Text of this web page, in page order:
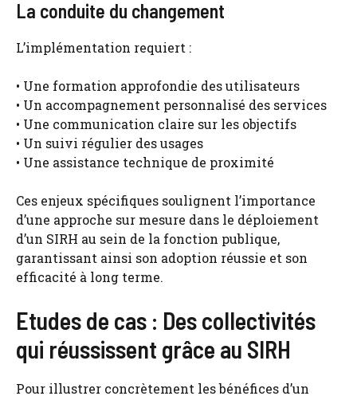
La conduite du changement
L’implémentation requiert :
• Une formation approfondie des utilisateurs
• Un accompagnement personnalisé des services
• Une communication claire sur les objectifs
• Un suivi régulier des usages
• Une assistance technique de proximité
Ces enjeux spécifiques soulignent l’importance
d’une approche sur mesure dans le déploiement
d’un SIRH au sein de la fonction publique,
garantissant ainsi son adoption réussie et son
efficacité à long terme.
Etudes de cas : Des collectivités
qui réussissent grâce au SIRH
Pour illustrer concrètement les bénéfices d’un